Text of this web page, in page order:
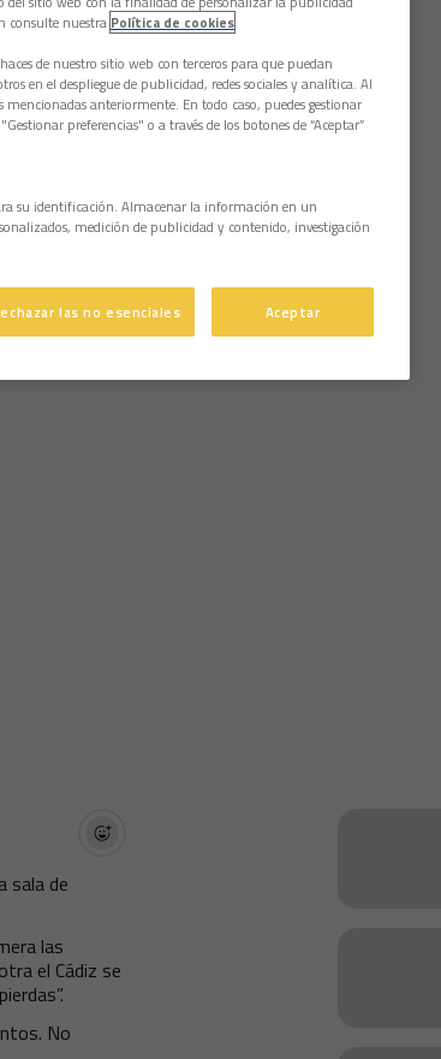
sala de
las
el Cádiz se
No
consulte nuestra Política de cookies
de nuestro sitio web con terceros para que puedan
en el despliegue de publicidad, redes sociales y analítica. Al
mencionadas anteriormente. En todo caso, puedes gestionar
preferencias" o a través de los botones de “Aceptar”
su identificación. Almacenar la información en un
medición de publicidad y contenido, investigación
las no esenciales Aceptar